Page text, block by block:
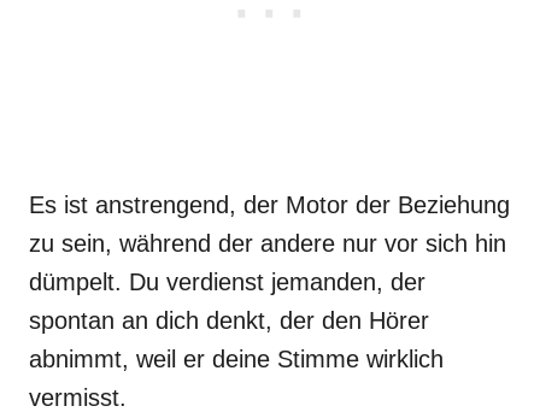
Es ist anstrengend, der Motor der Beziehung
zu sein, während der andere nur vor sich hin
dümpelt. Du verdienst jemanden, der
spontan an dich denkt, der den Hörer
abnimmt, weil er deine Stimme wirklich
vermisst.